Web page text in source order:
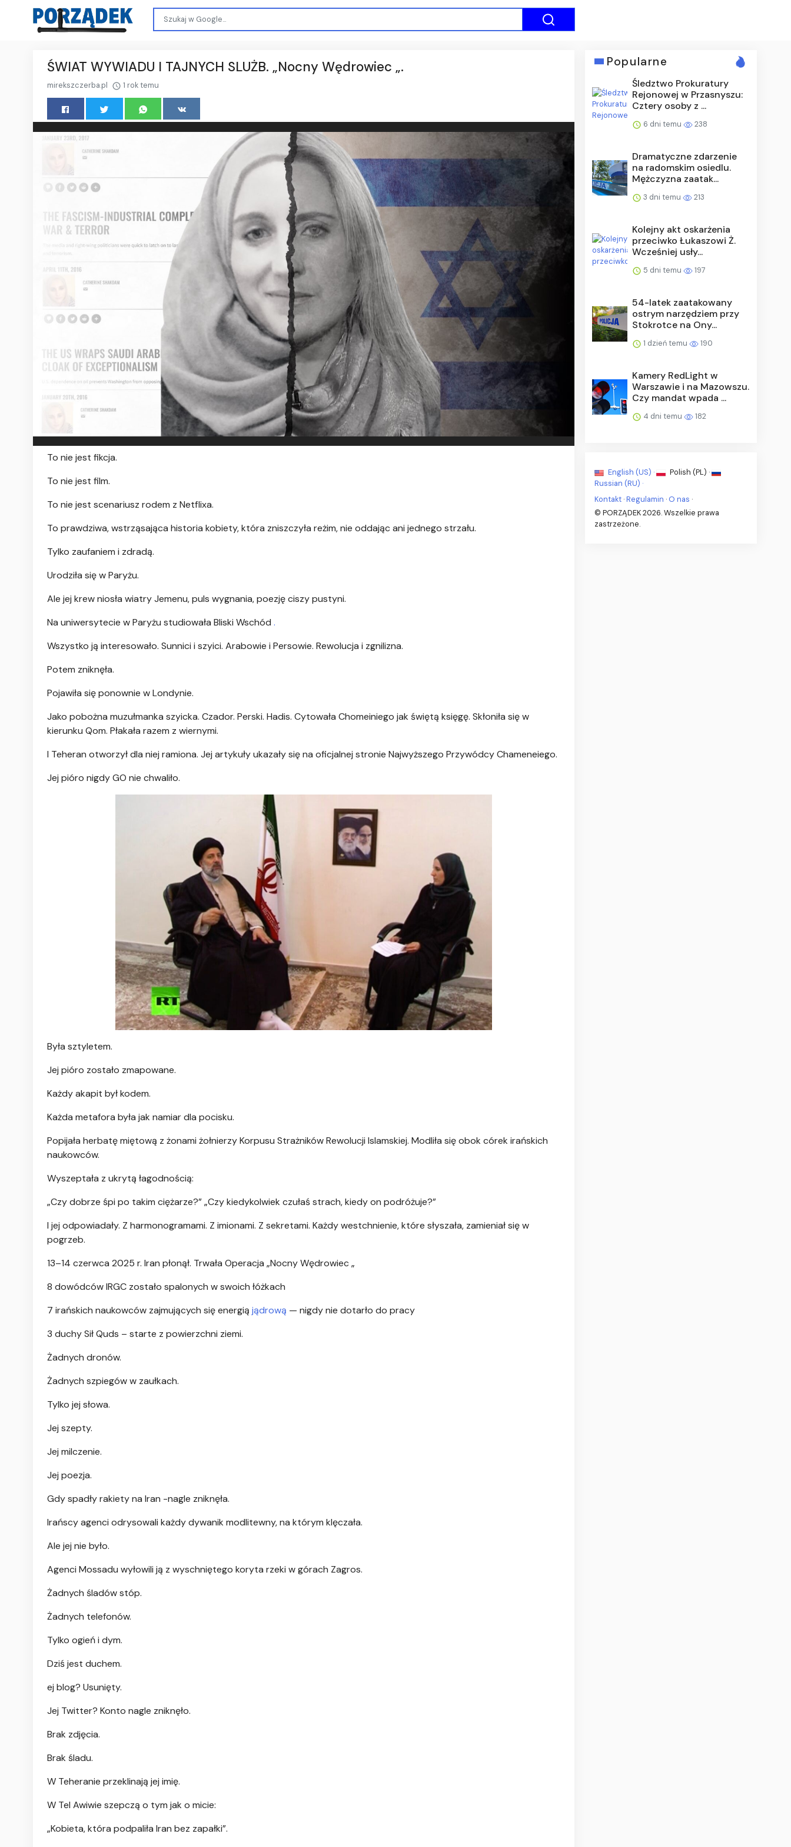
ŚWIAT WYWIADU I TAJNYCH SLUŻB. „Nocny Wędrowiec „.
mirekszczerba.pl 1 rok temu
To nie jest fikcja.
To nie jest film.
To nie jest scenariusz rodem z Netflixa.
To prawdziwa, wstrząsająca historia kobiety, która zniszczyła reżim, nie oddając ani jednego strzału.
Tylko zaufaniem i zdradą.
Urodziła się w Paryżu.
Ale jej krew niosła wiatry Jemenu, puls wygnania, poezję ciszy pustyni.
Na uniwersytecie w Paryżu studiowała Bliski Wschód .
Wszystko ją interesowało. Sunnici i szyici. Arabowie i Persowie. Rewolucja i zgnilizna.
Potem zniknęła.
Pojawiła się ponownie w Londynie.
Jako pobożna muzułmanka szyicka. Czador. Perski. Hadis. Cytowała Chomeiniego jak świętą księgę. Skłoniła się w
kierunku Qom. Płakała razem z wiernymi.
I Teheran otworzył dla niej ramiona. Jej artykuły ukazały się na oficjalnej stronie Najwyższego Przywódcy Chameneiego.
Jej pióro nigdy GO nie chwaliło.
Była sztyletem.
Jej pióro zostało zmapowane.
Każdy akapit był kodem.
Każda metafora była jak namiar dla pocisku.
Popijała herbatę miętową z żonami żołnierzy Korpusu Strażników Rewolucji Islamskiej. Modliła się obok córek irańskich
naukowców.
Wyszeptała z ukrytą łagodnością:
„Czy dobrze śpi po takim ciężarze?” „Czy kiedykolwiek czułaś strach, kiedy on podróżuje?”
I jej odpowiadały. Z harmonogramami. Z imionami. Z sekretami. Każdy westchnienie, które słyszała, zamieniał się w
pogrzeb.
13–14 czerwca 2025 r. Iran płonął. Trwała Operacja „Nocny Wędrowiec „
8 dowódców IRGC zostało spalonych w swoich łóżkach
7 irańskich naukowców zajmujących się energią jądrową — nigdy nie dotarło do pracy
3 duchy Sił Quds – starte z powierzchni ziemi.
Żadnych dronów.
Żadnych szpiegów w zaułkach.
Tylko jej słowa.
Jej szepty.
Jej milczenie.
Jej poezja.
Gdy spadły rakiety na Iran -nagle zniknęła.
Irańscy agenci odrysowali każdy dywanik modlitewny, na którym klęczała.
Ale jej nie było.
Agenci Mossadu wyłowili ją z wyschniętego koryta rzeki w górach Zagros.
Żadnych śladów stóp.
Żadnych telefonów.
Tylko ogień i dym.
Dziś jest duchem.
ej blog? Usunięty.
Jej Twitter? Konto nagle zniknęło.
Brak zdjęcia.
Brak śladu.
W Teheranie przeklinają jej imię.
W Tel Awiwie szepczą o tym jak o micie:
„Kobieta, która podpaliła Iran bez zapałki”.
Popularne
Śledztwo Prokuratury
Rejonowej w Przasnyszu:
Cztery osoby z ...
6 dni temu 238
Dramatyczne zdarzenie
na radomskim osiedlu.
Mężczyzna zaatak...
3 dni temu 213
Kolejny akt oskarżenia
przeciwko Łukaszowi Ż.
Wcześniej usły...
5 dni temu 197
54-latek zaatakowany
ostrym narzędziem przy
Stokrotce na Ony...
1 dzień temu 190
Kamery RedLight w
Warszawie i na Mazowszu.
Czy mandat wpada ...
4 dni temu 182
English (US) ·
Polish (PL) ·
Russian (RU) ·
Kontakt ·Regulamin · O nas ·
© PORZĄDEK 2026. Wszelkie prawa
zastrzeżone.